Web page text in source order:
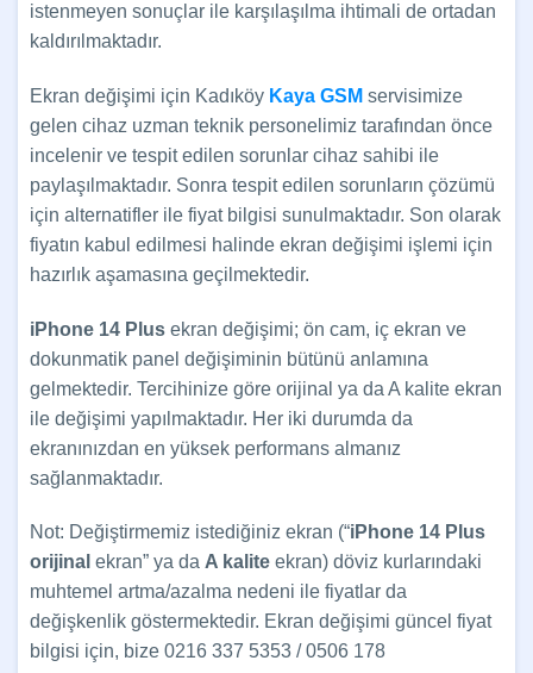
istenmeyen sonuçlar ile karşılaşılma ihtimali de ortadan
kaldırılmaktadır.
Ekran değişimi için Kadıköy Kaya GSM servisimize
gelen cihaz uzman teknik personelimiz tarafından önce
incelenir ve tespit edilen sorunlar cihaz sahibi ile
paylaşılmaktadır. Sonra tespit edilen sorunların çözümü
için alternatifler ile fiyat bilgisi sunulmaktadır. Son olarak
fiyatın kabul edilmesi halinde ekran değişimi işlemi için
hazırlık aşamasına geçilmektedir.
iPhone 14 Plus ekran değişimi; ön cam, iç ekran ve
dokunmatik panel değişiminin bütünü anlamına
gelmektedir. Tercihinize göre orijinal ya da A kalite ekran
ile değişimi yapılmaktadır. Her iki durumda da
ekranınızdan en yüksek performans almanız
sağlanmaktadır.
Not: Değiştirmemiz istediğiniz ekran (“iPhone 14 Plus
orijinal ekran” ya da A kalite ekran) döviz kurlarındaki
muhtemel artma/azalma nedeni ile fiyatlar da
değişkenlik göstermektedir. Ekran değişimi güncel fiyat
bilgisi için, bize 0216 337 5353 / 0506 178